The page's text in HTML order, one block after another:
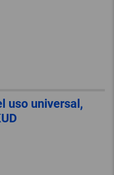
uso universal,